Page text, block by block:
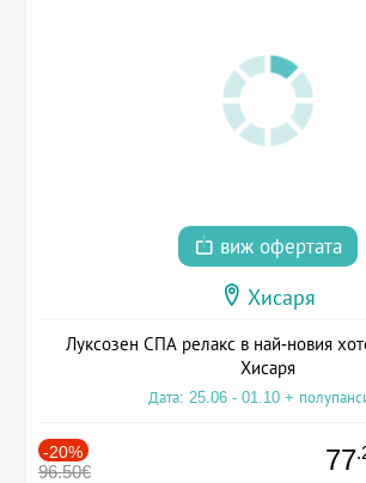
виж офертата
Хисаря
Луксозен СПА релакс в най-новия
Хисаря
Дата: 25.06 - 01.10 +
-20%
96.50€ 77